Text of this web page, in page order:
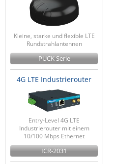
Yuasa
ZPE Systems
News zu unseren Herstellern
Kleine, starke und flexible LTE
Rundstrahlantennen
PUCK Serie
4G LTE Industrierouter
Entry-Level 4G LTE
Industrierouter mit einem
10/100 Mbps Ethernet
ICR-2031